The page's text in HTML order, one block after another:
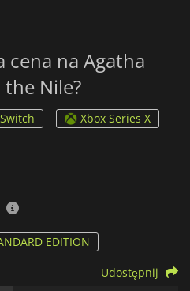
cena na Agatha
Nile?
Switch
Xbox Series X
EDITION
Udostępnij